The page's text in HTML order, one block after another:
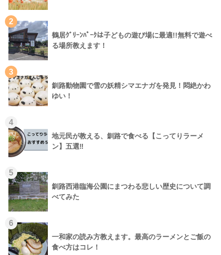
2
鶴居ｸﾞﾘｰﾝﾊﾟｰｸは子どもの遊び場に最適!!無料で遊べ
る場所教えます！
3
釧路動物園で雪の妖精シマエナガを発見！悶絶かわ
ゆい！
4
地元民が教える、釧路で食べる【こってりラーメ
ン】五選‼
5
釧路西港臨海公園にまつわる悲しい歴史について調
べてみた
6
一和家の読み方教えます。最高のラーメンとご飯の
食べ方はコレ！